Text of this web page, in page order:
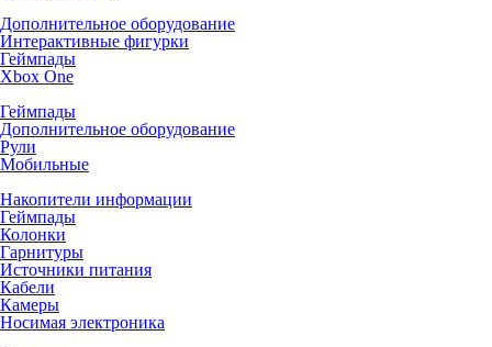
Дополнительное оборудование
Интерактивные фигурки
Геймпады
Xbox One
Геймпады
Дополнительное оборудование
Рули
Мобильные
Накопители информации
Геймпады
Колонки
Гарнитуры
Источники питания
Кабели
Камеры
Носимая электроника